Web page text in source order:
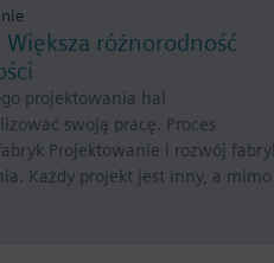
różnorodność
projektowania hal
swoją pracę. Proces
Projektowanie i rozwój
Każdy projekt jest inny, a mimo